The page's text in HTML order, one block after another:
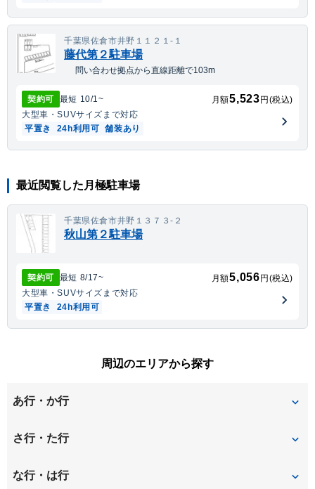
千葉県佐倉市井野１１２１-１
藤代第２駐車場
問い合わせ拠点から直線距離で103m
契約可 最短 10/1~ 月額5,523 円(税込)
大型車・SUVサイズまで対応
平置き
24h利用可 舗装あり
最近閲覧した月極駐車場
千葉県佐倉市井野１３７３-２
秋山第２駐車場
契約可 最短 8/17~ 月額5,056 円(税込)
大型車・SUVサイズまで対応
平置き
24h利用可
周辺のエリアから探す
あ行・か行
青菅
井野
さ行・た行
上座
な行・は行